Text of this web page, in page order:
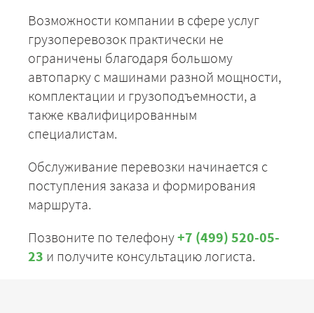
Возможности компании в сфере услуг
грузоперевозок практически не
ограничены благодаря большому
автопарку с машинами разной мощности,
комплектации и грузоподъемности, а
также квалифицированным
специалистам.
Обслуживание перевозки начинается с
поступления заказа и формирования
маршрута.
Позвоните по телефону+7 (499) 520-05-
23 и получите консультацию логиста.